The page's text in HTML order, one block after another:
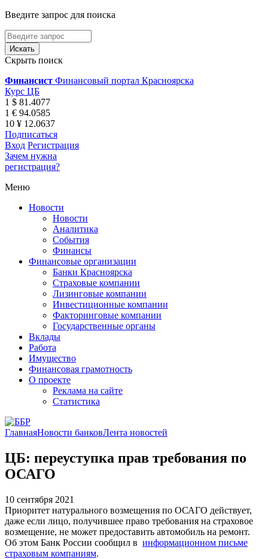
Введите запрос для поиска
Скрыть поиск
Финансист Финансовый портал Красноярска
Курс ЦБ
1 $ 81.4077
1 € 94.0585
10 ¥ 12.0637
Подписаться
Вход Регистрация
Зачем нужна
регистрация?
Меню
Новости
Новости
Аналитика
События
Финансы
Финансовые организации
Банки Красноярска
Страховые компании
Лизинговые компании
Инвестиционные компании
Факторинговые компании
Государственные органы
Вклады
Работа
Имущество
Финансовая грамотность
О проекте
Реклама на сайте
Статистика
ГлавнаяНовости банковЛента новостей
ЦБ: переуступка прав требования по
ОСАГО
10 сентября 2021
Приоритет натурального возмещения по ОСАГО действует,
даже если лицо, получившее право требования на страховое
возмещение, не может предоставить автомобиль на ремонт.
Об этом Банк России сообщил в информационном письме
страховым компаниям.